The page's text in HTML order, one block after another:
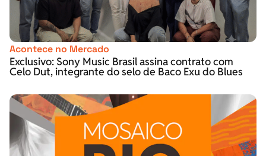
Acontece no Mercado
Exclusivo: Sony Music Brasil assina contrato com
Celo Dut, integrante do selo de Baco Exu do Blues